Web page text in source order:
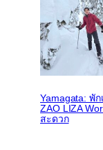
Yamagata: พั
ZAO LIZA
สะดวก